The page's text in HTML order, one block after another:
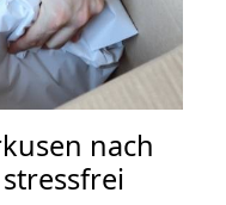
nach